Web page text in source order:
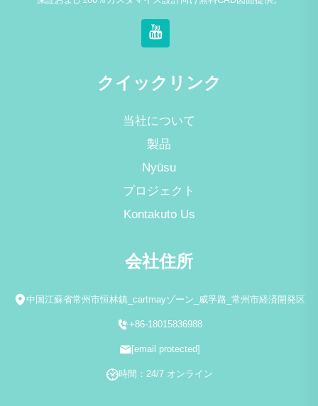
クイックリンク
当社について
製品
Nyūsu
プロジェクト
Kontakuto Us
会社住所
中国江蘇省常州市恒林鎮_cartmayゾーン_威孚路_常州市経済開発区
+86-18015836988
[email protected]
時間：24/7 オンライン